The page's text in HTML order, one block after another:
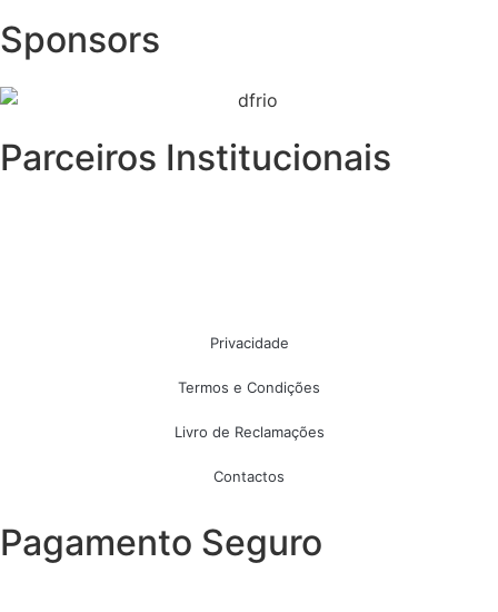
Sponsors
Parceiros Institucionais
Privacidade
Termos e Condições
Livro de Reclamações
Contactos
Pagamento Seguro